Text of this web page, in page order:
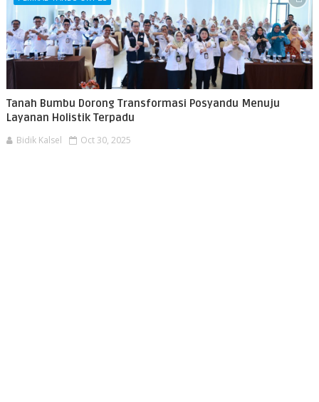
Tanah Bumbu Dorong Transformasi Posyandu Menuju
Layanan Holistik Terpadu
Bidik Kalsel Oct 30, 2025